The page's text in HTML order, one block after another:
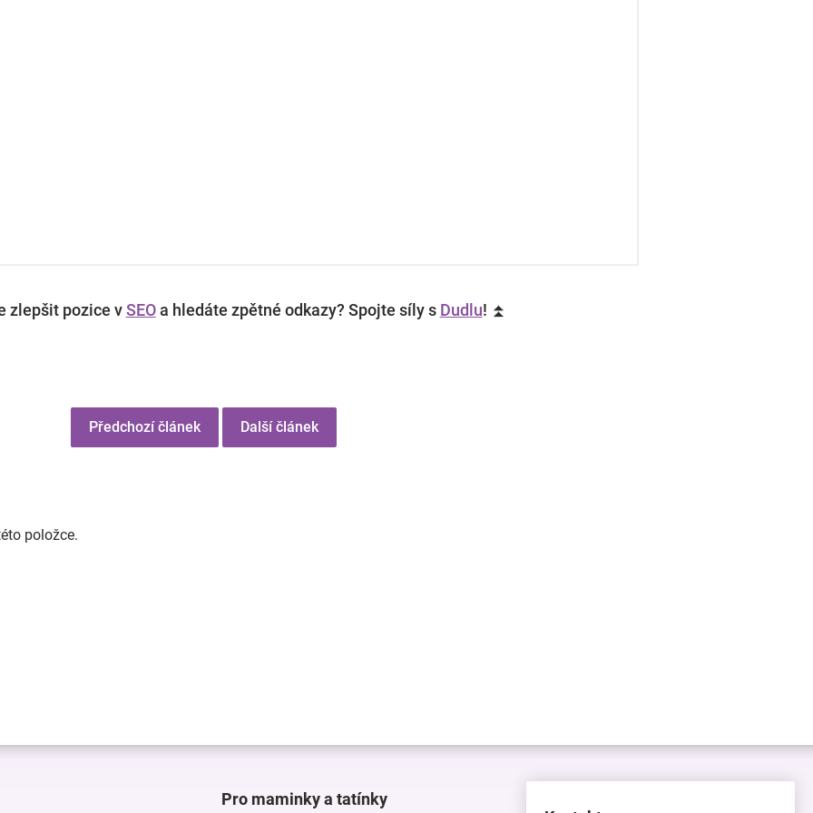
zlepšit pozice vSEOa hledáte zpětné odkazy? Spojte síly s Dudlu! ⏫
Předchozí článek Další článek
položce.
Pro maminky a tatínky